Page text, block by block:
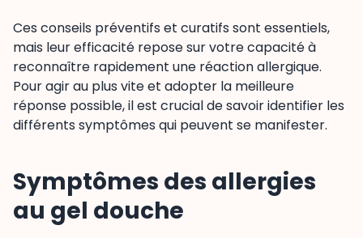
Ces conseils préventifs et curatifs sont essentiels,
mais leur efficacité repose sur votre capacité à
reconnaître rapidement une réaction allergique.
Pour agir au plus vite et adopter la meilleure
réponse possible, il est crucial de savoir identifier les
différents symptômes qui peuvent se manifester.
Symptômes des allergies
au gel douche